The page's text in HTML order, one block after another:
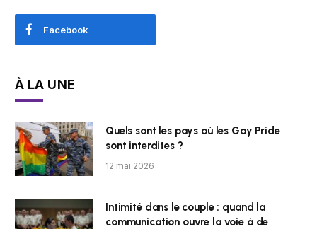
Facebook
À LA UNE
Quels sont les pays où les Gay Pride
sont interdites ?
12 mai 2026
Intimité dans le couple : quand la
communication ouvre la voie à de